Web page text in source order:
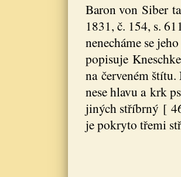
Baron von Siber
1831, č. 154, s.
nenecháme se
popisuje
na červeném
nese hlavu a krk
jiných stříbrný [
je pokryto třemi